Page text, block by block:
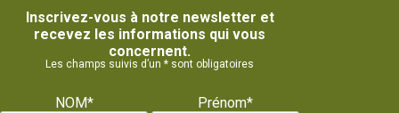
Inscrivez-vous à notre newsletter et
recevez les informations qui vous
concernent.
Les champs suivis d’un * sont obligatoires
NOM* Prénom*